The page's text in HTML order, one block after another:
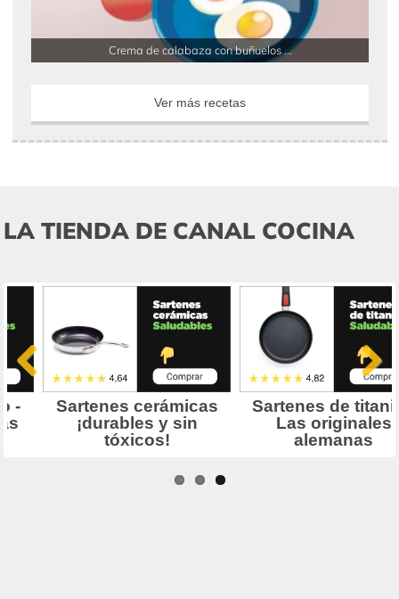
Crema de calabaza con buñuelos ...
Ver más recetas
LA TIENDA DE CANAL COCINA